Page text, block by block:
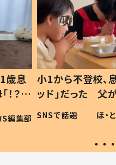
歳息
？」
編集部
小1から不登校、
ッド」だった 父
作り続ける理由
#令和の子
SNSで話題 ほ・